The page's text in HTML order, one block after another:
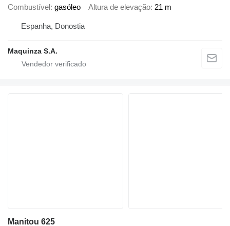
Combustível gasóleo Altura de elevação 21 m
Espanha, Donostia
Maquinza S.A.
Manitou 625